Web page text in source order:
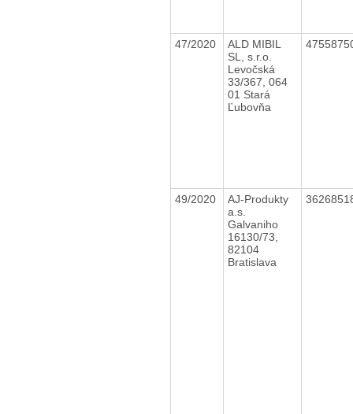
47/2020
ALD MIBIL
SL, s.r.o.
Levočská
33/367, 064
01 Stará
Ľubovňa
49/2020
AJ-Produkty
a.s.
Galvaniho
16130/73,
82104
Bratislava